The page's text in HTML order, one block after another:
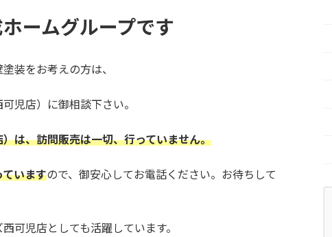
ームグループです
装をお考えの方は、
児店）に御相談下さい。
は、訪問販売は一切、行っていません。
いますので、御安心してお電話ください。お待ちして
可児店としても活躍しています。